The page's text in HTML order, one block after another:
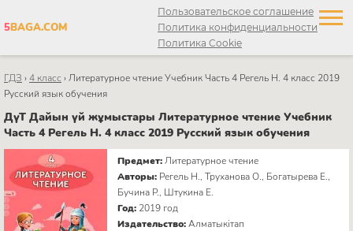
5BAGA.COM
Пользовательское соглашение
Политика конфиденциальности
Политика Cookie
ГДЗ ›4 класс ›Литературное чтение Учебник Часть 4 Регель Н. 4 класс 2019
Русский язык обучения
ДүТ Дайын үй жұмыстары Литературное чтение Учебник
Часть 4 Регель Н. 4 класс 2019 Русский язык обучения
Предмет:Литературное чтение
Авторы: Регель Н., Труханова О., Богатырева Е.,
Бучина Р., Штукина Е.
Год: 2019 год
Издательство:Алматыкітап